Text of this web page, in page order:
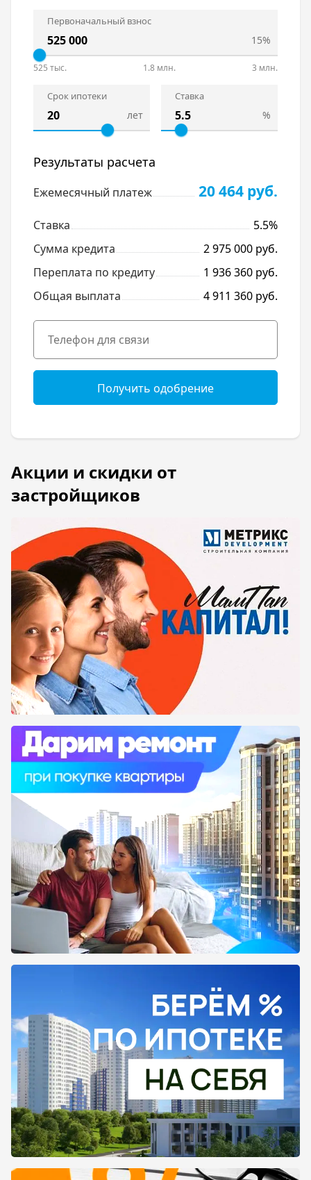
Первоначальный взнос
15%
525 тыс. 1.8 млн. 3 млн.
Срок ипотеки
лет
Ставка
%
Результаты расчета
Ежемесячный платеж 20 464 руб.
Ставка
5.5%
Сумма кредита
2 975 000 руб.
Переплата по кредиту
1 936 360 руб.
Общая выплата
4 911 360 руб.
Получить одобрение